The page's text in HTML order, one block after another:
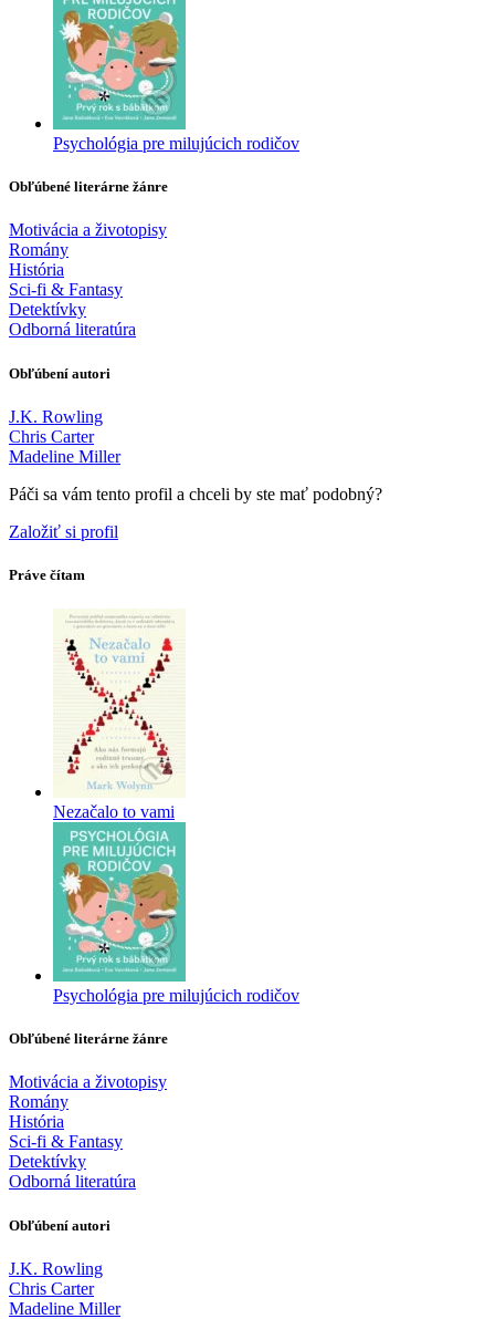
Psychológia pre milujúcich rodičov
Obľúbené literárne žánre
Motivácia a životopisy
Romány
História
Sci-fi & Fantasy
Detektívky
Odborná literatúra
Obľúbení autori
J.K. Rowling
Chris Carter
Madeline Miller
Páči sa vám tento profil a chceli by ste mať podobný?
Založiť si profil
Práve čítam
Nezačalo to vami
Psychológia pre milujúcich rodičov
Obľúbené literárne žánre
Motivácia a životopisy
Romány
História
Sci-fi & Fantasy
Detektívky
Odborná literatúra
Obľúbení autori
J.K. Rowling
Chris Carter
Madeline Miller